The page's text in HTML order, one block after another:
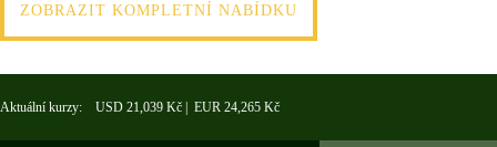
ZOBRAZIT KOMPLETNÍ NABÍDKU
Aktuální kurzy: USD 21,039 Kč | EUR 24,265 Kč